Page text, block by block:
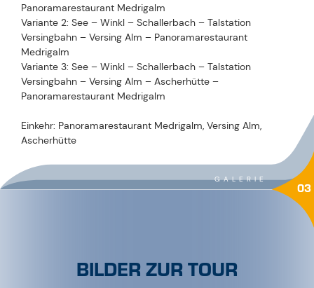
Panoramarestaurant Medrigalm
Variante 2: See – Winkl – Schallerbach – Talstation
Versingbahn – Versing Alm – Panoramarestaurant
Medrigalm
Variante 3: See – Winkl – Schallerbach – Talstation
Versingbahn – Versing Alm – Ascherhütte –
Panoramarestaurant Medrigalm
Einkehr: Panoramarestaurant Medrigalm, Versing Alm,
Ascherhütte
GALERIE 03
BILDER ZUR TOUR